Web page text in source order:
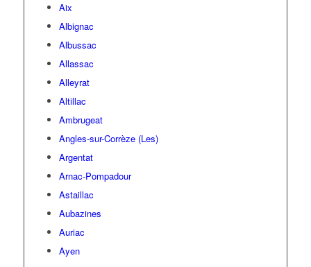
Aix
Albignac
Albussac
Allassac
Alleyrat
Altillac
Ambrugeat
Angles-sur-Corrèze (Les)
Argentat
Arnac-Pompadour
Astaillac
Aubazines
Auriac
Ayen